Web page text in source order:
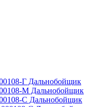
Г Дальнобойщик
М Дальнобойщик
С Дальнобойщик